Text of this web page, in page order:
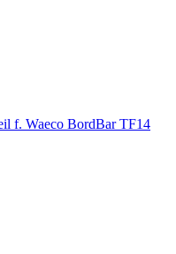
f. Waeco BordBar TF14